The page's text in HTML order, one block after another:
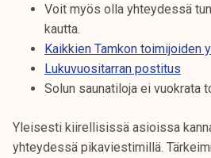
Voit myös olla yhteydessä
kautta.
Kaikkien Tamkon toimijoiden
Lukuvuositarran postitus
Solun saunatiloja ei vuokrata
Yleisesti kiirellisissä asioissa
yhteydessä pikaviestimillä.